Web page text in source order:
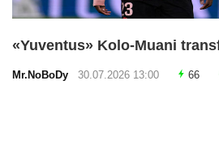
«Yuventus» Kolo-Muani
Mr.NoBoDy 30.07.2026 13:00 66